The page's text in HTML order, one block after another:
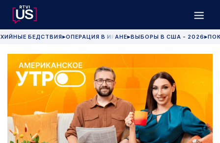
БЕДСТВИЯ▶ОПЕРАЦИЯ В ИРАНЕ▶ВЫБОРЫ В США - 2026 ▶